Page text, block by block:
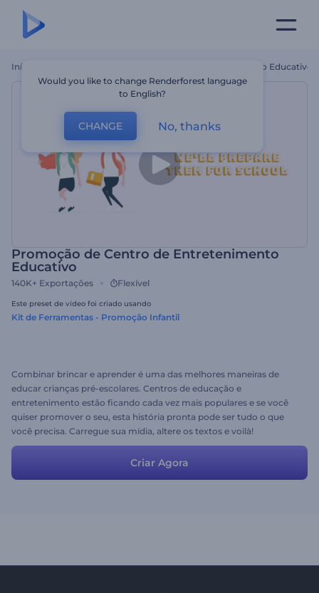
Início Promoção De Centro De Entretenimento Educativo
Promoção de Centro de Entretenimento
Educativo
140K+ Exportações Flexível
Este preset de vídeo foi criado usando
Kit de Ferramentas - Promoção Infantil
Combinar brincar e aprender é uma das melhores maneiras de
educar crianças pré-escolares. Centros de educação e
entretenimento estão ficando cada vez mais populares e se você
quiser promover o seu, esta história pronta pode ser tudo o que
você precisa. Carregue sua mídia, altere os textos e voilà!
Criar Agora
Would you like to change Renderforest language
to English?
CHANGE No, thanks